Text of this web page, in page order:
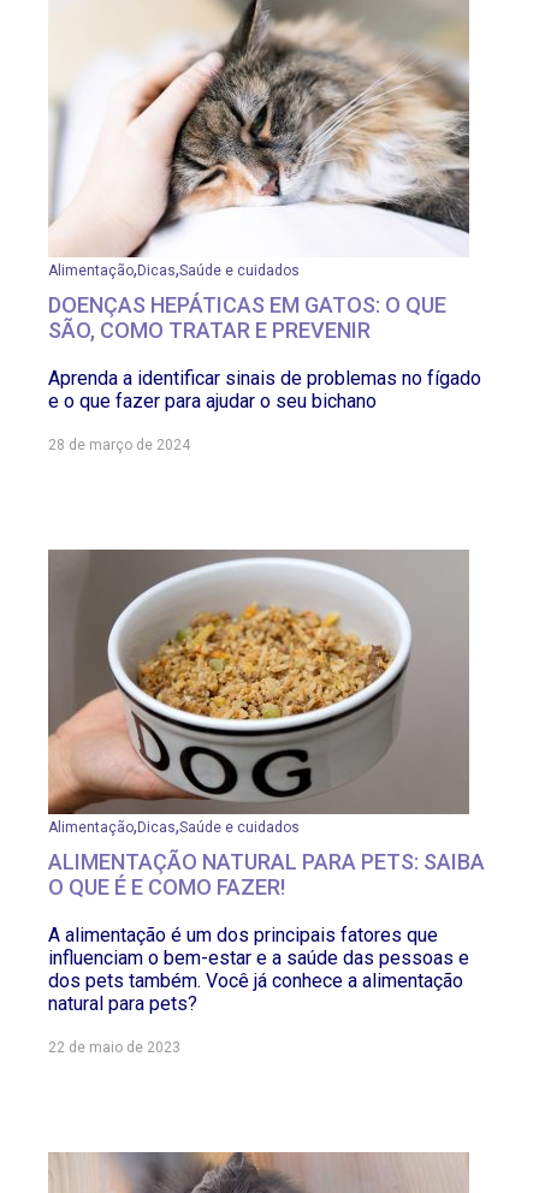
Alimentação,Dicas,Saúde e cuidados
DOENÇAS HEPÁTICAS EM GATOS: O QUE
SÃO, COMO TRATAR E PREVENIR
Aprenda a identificar sinais de problemas no fígado
e o que fazer para ajudar o seu bichano
28 de março de 2024
Alimentação,Dicas,Saúde e cuidados
ALIMENTAÇÃO NATURAL PARA PETS: SAIBA
O QUE É E COMO FAZER!
A alimentação é um dos principais fatores que
influenciam o bem-estar e a saúde das pessoas e
dos pets também. Você já conhece a alimentação
natural para pets?
22 de maio de 2023